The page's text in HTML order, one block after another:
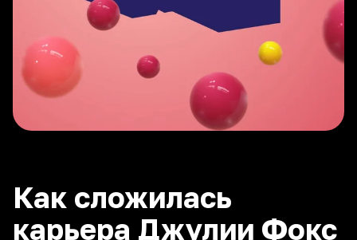
Как сложилась
карьера Джулии Фокс